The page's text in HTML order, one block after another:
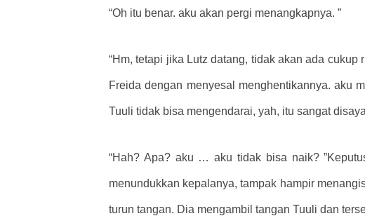
“Oh itu benar. aku akan pergi menangkapnya. ”
“Hm, tetapi jika Lutz datang, tidak akan ada
Freida dengan menyesal menghentikannya. aku
Tuuli tidak bisa mengendarai, yah, itu sangat
“Hah? Apa? aku … aku tidak bisa naik?
menundukkan kepalanya, tampak hampir
turun tangan. Dia mengambil tangan Tuuli dan